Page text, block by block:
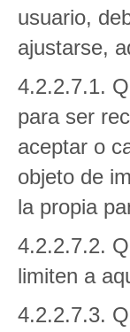
usuario,
ajustarse,
4.2.2.7.1.
para ser
aceptar o
objeto de
la propia
4.2.2.7.2.
limiten a
4.2.2.7.3.